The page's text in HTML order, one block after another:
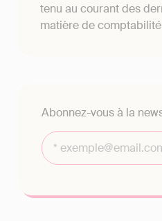
tenu au courant des
matière de
Abonnez-vous à la